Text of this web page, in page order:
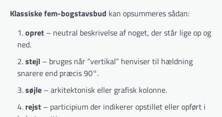
Klassiske fem-bogstavsbud kan opsummeres sådan:
opret – neutral beskrivelse af noget, der står lige op og
ned.
stejl – bruges når “vertikal” henviser til hældning
snarere end præcis 90°.
søjle – arkitektonisk eller grafisk kolonne.
rejst – participium der indikerer opstillet eller opført i